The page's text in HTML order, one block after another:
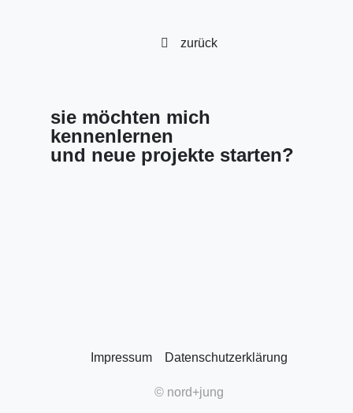
zurück
sie möchten mich
kennenlernen
und neue projekte starten?
Impressum Datenschutzerklärung
© nord+jung